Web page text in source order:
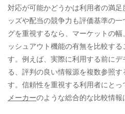
対応が可能かどうかは利用者の満
ッズや配当の競争力も評価基準の
グを重視するなら、マーケットの
ッシュアウト機能の有無を比較す
す。例えば、実際に利用する前に
る、評判の良い情報源を複数参照
す。信頼性を重視する利用者にとっ
メーカーのような総合的な比較情報